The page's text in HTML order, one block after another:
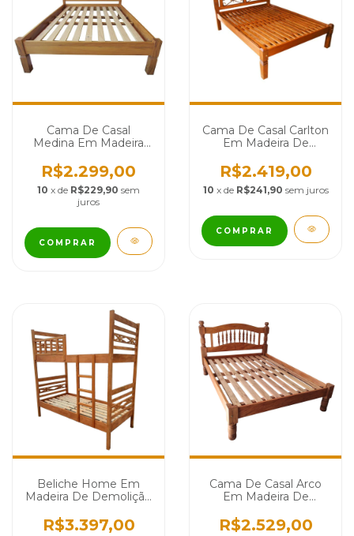
Cama De Casal
Medina Em Madeira
1626
R$2.299,00
10 x de R$229,90 sem
juros
COMPRAR
Cama De Casal Carlton
Em Madeira De
R$2.419,00
10 x de R$241,90 sem juros
COMPRAR
Beliche Home Em
Madeira De Demolição
R$3.397,00
Cama De Casal Arco
Em Madeira De
R$2.529,00